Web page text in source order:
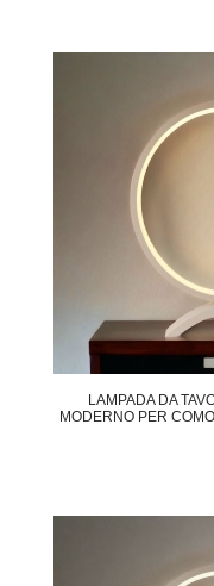
LAMPADA DA
MODERNO PER